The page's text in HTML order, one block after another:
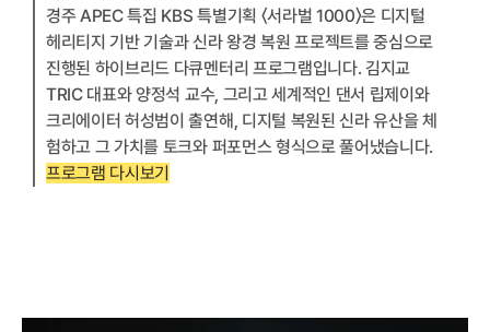
경주 APEC 특집 KBS 특별기획 〈서라벌 1000〉은 디지털
헤리티지 기반 기술과 신라 왕경 복원 프로젝트를 중심으로
진행된 하이브리드 다큐멘터리 프로그램입니다. 김지교
TRIC 대표와 양정석 교수, 그리고 세계적인 댄서 립제이와
크리에이터 허성범이 출연해, 디지털 복원된 신라 유산을 체
험하고 그 가치를 토크와 퍼포먼스 형식으로 풀어냈습니다.
프로그램 다시보기